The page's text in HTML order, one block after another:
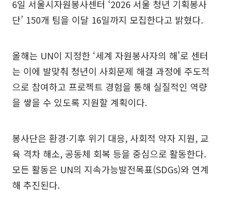
6일 서울시자원봉사센터 ‘2026 서울 청년 기획봉사
단’ 150개 팀을 이달 16일까지 모집한다고 밝혔다.
올해는 UN이 지정한 ‘세계 자원봉사자의 해'로 센터
는 이에 발맞춰 청년이 사회문제 해결 과정에 주도적
으로 참여하고 프로젝트 경험을 통해 실질적인 역량
을 쌓을 수 있도록 지원할 계획이다.
봉사단은 환경·기후 위기 대응, 사회적 약자 지원, 교
육 격차 해소, 공동체 회복 등을 중심으로 활동한다.
모든 활동은 UN의 지속가능발전목표(SDGs)와 연계
해 추진된다.